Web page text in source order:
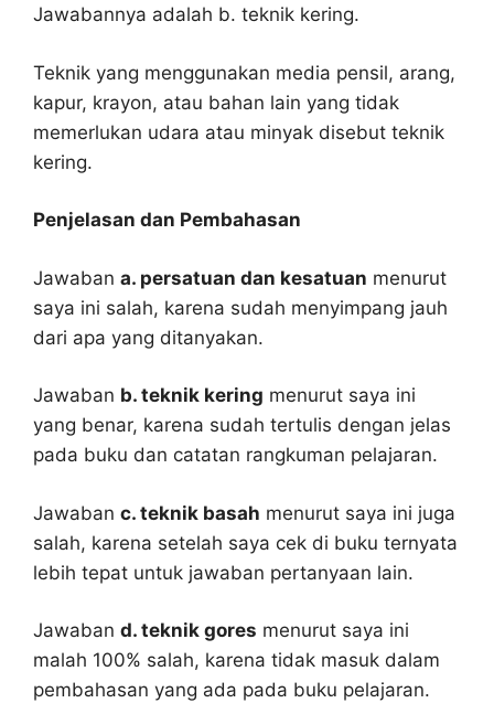
Jawabannya adalah b. teknik kering.
Teknik yang menggunakan media pensil, arang,
kapur, krayon, atau bahan lain yang tidak
memerlukan udara atau minyak disebut teknik
kering.
Penjelasan dan Pembahasan
Jawaban a. persatuan dan kesatuan menurut
saya ini salah, karena sudah menyimpang jauh
dari apa yang ditanyakan.
Jawaban b. teknik kering menurut saya ini
yang benar, karena sudah tertulis dengan jelas
pada buku dan catatan rangkuman pelajaran.
Jawaban c. teknik basah menurut saya ini juga
salah, karena setelah saya cek di buku ternyata
lebih tepat untuk jawaban pertanyaan lain.
Jawaban d. teknik gores menurut saya ini
malah 100% salah, karena tidak masuk dalam
pembahasan yang ada pada buku pelajaran.